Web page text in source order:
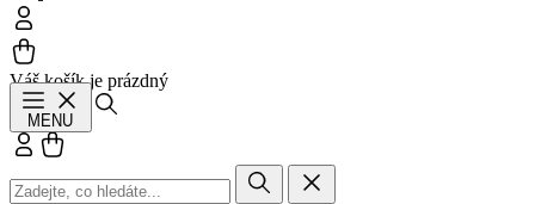
Váš košík je prázdný
MENU
Přihlásit se